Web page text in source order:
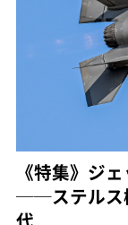
《特集》ジ
──ステルス